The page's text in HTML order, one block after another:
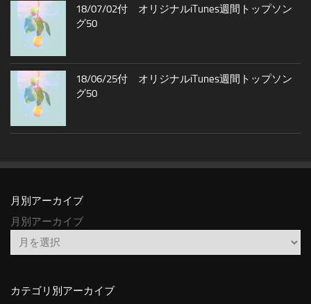
18/07/02付 オリジナルiTunes週間トップソン
グ50
18/06/25付 オリジナルiTunes週間トップソン
グ50
月別アーカイブ
月別アーカイブ
カテゴリ別アーカイブ